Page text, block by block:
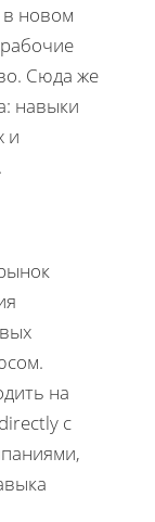
в новом
Сюда же
навыки
и
на
с